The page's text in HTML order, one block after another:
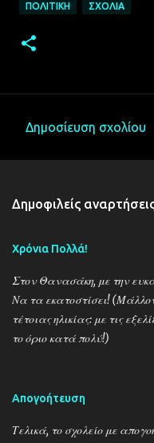
ΠΟΛΙΤΙΚΉ ΣΧΌΛΙΑ
λ
α
Δημοσίευση σχολίου
Δημοφιλείς
Χρόνια Πολλά!
Στον Θανασάκη, με την
Να τα εκατοστίσει!
τέτοιας ηλικίας: με τις
το όριο κατά πολύ!)
Απογοήτευση
Τελικά, το σχολείο με